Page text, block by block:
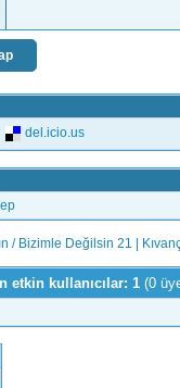
del.icio.us
/ Bizimle Değilsin 21 |
etkin kullanıcılar: 1 (0